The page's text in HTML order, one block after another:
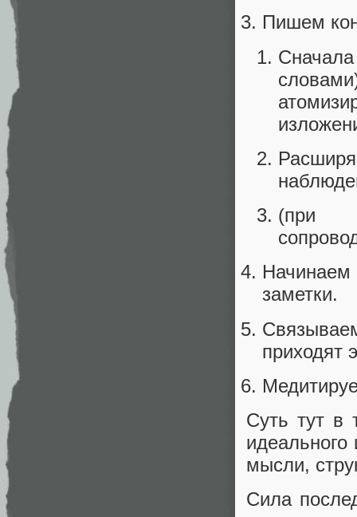
Пишем
(при
заметки.
приходят
Суть тут в
мысли,
Сила